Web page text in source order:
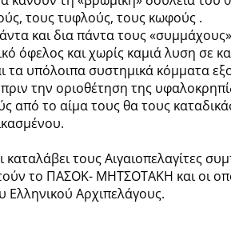
τους τυφλούς, τους κωφούς .
και δια πάντα τους
όφελος και χωρίς καμιά λυση σε
υπόλοιπα συστημικά κόμματα
την οριοθέτηση της
από το αίμα τους θα τους
τους Αιγαιοπελαγίτες
το ΠΑΣΟΚ- ΜΗΤΣΟΤΑΚΗ και οι
Ελληνικού Αρχιπελάγους.